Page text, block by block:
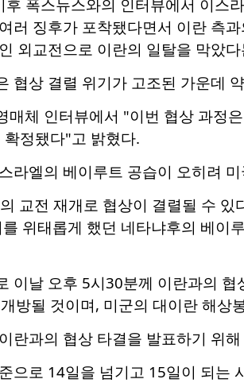
폭스뉴스와의 인터뷰에서 이스
러 징후가 포착됐다면서 이란 측
외교전으로 이란의 일탈을 막았
협상 결렬 위기가 고조된 가운데
매체 인터뷰에서 "이번 협상 과정
정됐다"고 밝혔다.
라엘의 베이루트 공습이 오히려
교전 재개로 협상이 결렬될 수
위태롭게 했던 네타냐후의 베이
이날 오후 5시30분께 이란과의
방될 것이며, 미군의 대이란 해상
란과의 협상 타결을 발표하기 위
으로 14일을 넘기고 15일이 되는